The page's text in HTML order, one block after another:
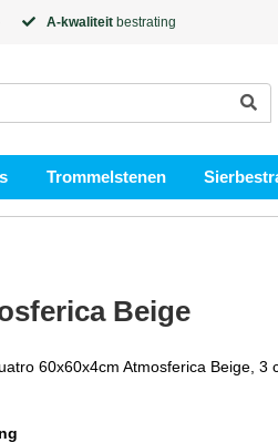
A-kwaliteit bestrating
Trommelstenen
Beige
60x60x4cm Atmosferica Beige, 3